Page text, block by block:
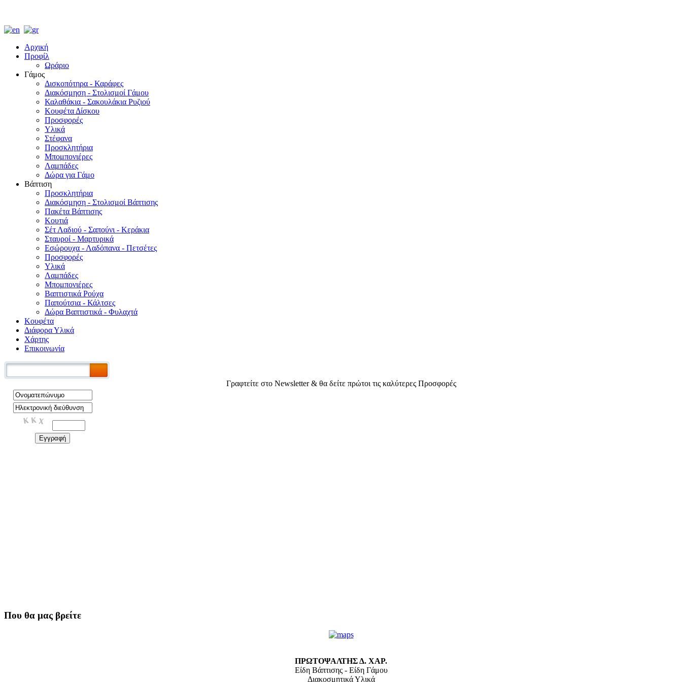
Αρχική
Προφίλ
Ωράριο
Γάμος
Δισκοπότηρα - Καράφες
Διακόσμηση - Στολισμοί Γάμου
Καλαθάκια - Σακουλάκια Ρυζιού
Κουφέτα Δίσκου
Προσφορές
Υλικά
Στέφανα
Προσκλητήρια
Μπομπονιέρες
Λαμπάδες
Δώρα για Γάμο
Βάπτιση
Προσκλητήρια
Διακόσμηση - Στολισμοί Βάπτισης
Πακέτα Βάπτισης
Κουτιά
Σέτ Λαδιού - Σαπούνι - Κεράκια
Σταυροί - Μαρτυρικά
Εσώρουχα - Λαδόπανα - Πετσέτες
Προσφορές
Υλικά
Λαμπάδες
Μπομπονιέρες
Βαπτιστικά Ρούχα
Παπούτσια - Κάλτσες
Δώρα Βαπτιστικά - Φυλαχτά
Κουφέτα
Διάφορα Υλικά
Χάρτης
Επικοινωνία
Γραφτείτε στο Νewsletter & θα δείτε πρώτοι τις καλύτερες Προσφορές
Που θα μας βρείτε
ΠΡΩΤΟΨΑΛΤΗΣ Δ. ΧΑΡ.
Είδη Βάπτισης - Είδη Γάμου
Διακοσμητικά Υλικά